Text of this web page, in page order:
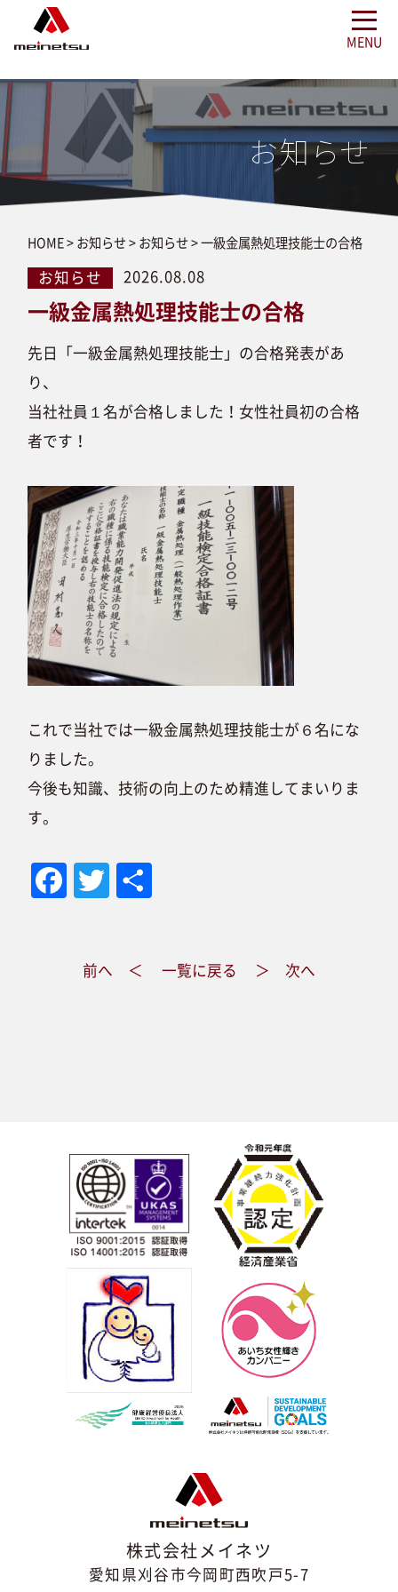
お知らせ
HOME > お知らせ > お知らせ >一級金属熱処理技能士の合格
お知らせ 2026.08.08
一級金属熱処理技能士の合格
先日「一級金属熱処理技能士」の合格発表があ
り、
当社社員１名が合格しました！女性社員初の合格
者です！
これで当社では一級金属熱処理技能士が６名にな
りました。
今後も知識、技術の向上のため精進してまいりま
す。
Fa
ok
T
前へ ＜ 一覧に戻る ＞ 次へ
株式会社メイネツ
愛知県刈谷市今岡町西吹戸5-7